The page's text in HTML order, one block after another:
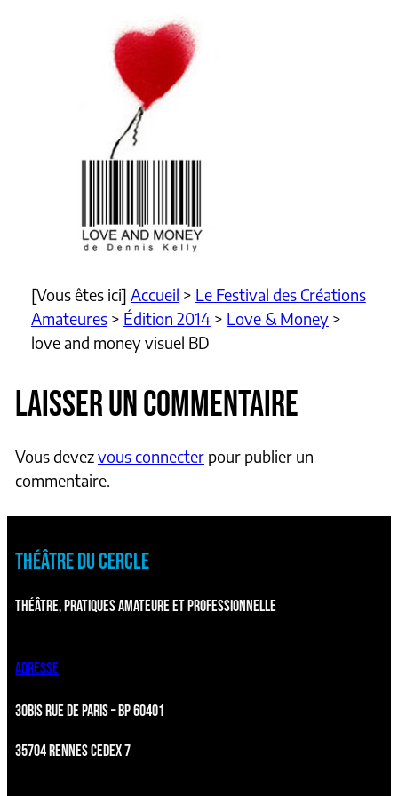
[Vous êtes ici] Accueil > Le Festival des Créations
Amateures> Édition 2014> Love & Money>
love and money visuel BD
LAISSER UN COMMENTAIRE
Vous devezvous connecterpour publier un
commentaire.
THÉÂTRE DU CERCLE
THÉÂTRE, PRATIQUES AMATEURE ET PROFESSIONNELLE
ADRESSE
30BIS RUE DE PARIS – BP 60401
35704 RENNES CEDEX 7